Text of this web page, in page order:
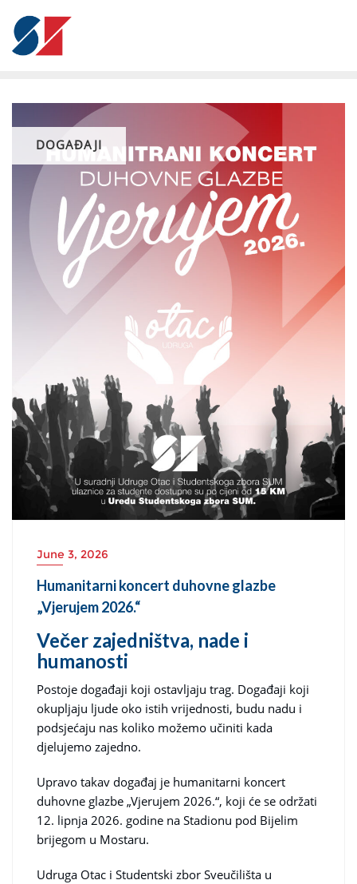
DOGAĐAJI
June 3, 2026
Humanitarni koncert duhovne glazbe
„Vjerujem 2026.“
Večer zajedništva, nade i
humanosti
Postoje događaji koji ostavljaju trag. Događaji koji
okupljaju ljude oko istih vrijednosti, budu nadu i
podsjećaju nas koliko možemo učiniti kada
djelujemo zajedno.
Upravo takav događaj je humanitarni koncert
duhovne glazbe „Vjerujem 2026.“, koji će se održati
12. lipnja 2026. godine na Stadionu pod Bijelim
brijegom u Mostaru.
Udruga Otac i Studentski zbor Sveučilišta u